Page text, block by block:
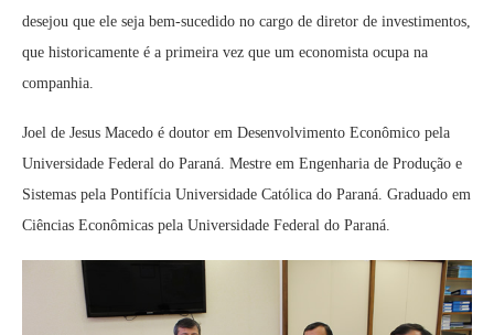
desejou que ele seja bem-sucedido no cargo de diretor de investimentos,
que historicamente é a primeira vez que um economista ocupa na
companhia.
Joel de Jesus Macedo é doutor em Desenvolvimento Econômico pela
Universidade Federal do Paraná. Mestre em Engenharia de Produção e
Sistemas pela Pontifícia Universidade Católica do Paraná. Graduado em
Ciências Econômicas pela Universidade Federal do Paraná.